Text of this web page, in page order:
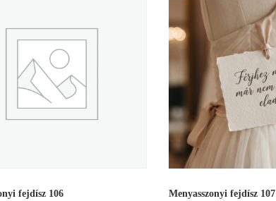
fejdísz 106 Menyasszonyi fejdísz 107